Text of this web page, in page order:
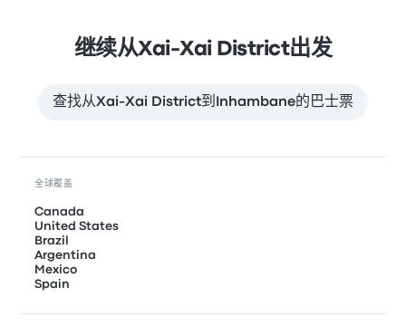
继续从Xai-Xai District出发
查找从Xai-Xai District到Inhambane的巴士票
全球覆盖
Canada
United States
Brazil
Argentina
Mexico
Spain